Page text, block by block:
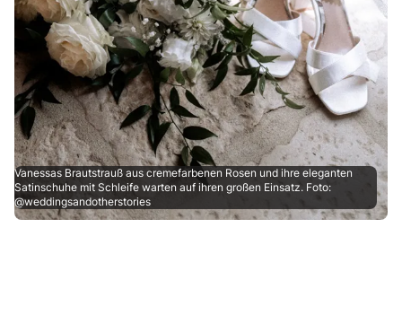
Vanessas Brautstrauß aus cremefarbenen Rosen und ihre eleganten
Satinschuhe mit Schleife warten auf ihren großen Einsatz. Foto:
@weddingsandotherstories